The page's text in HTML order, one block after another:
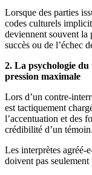
Lorsque des parties
codes culturels
deviennent souvent la
succès ou de l’échec
2. La psychologie
pression maximale
Lors d’un contre-
est tactiquement
l’accentuation et des
crédibilité d’un témoin.
Les interprètes
doivent pas